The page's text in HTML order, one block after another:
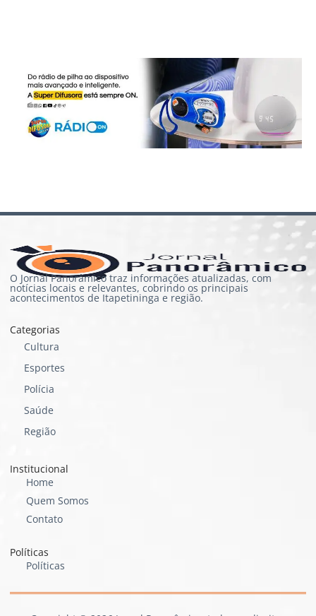
O Jornal Panorâmico traz informações atualizadas, com
notícias locais e relevantes, cobrindo os principais
acontecimentos de Itapetininga e região.
Categorias
Cultura
Esportes
Polícia
Saúde
Região
Institucional
Home
Quem Somos
Contato
Políticas
Políticas